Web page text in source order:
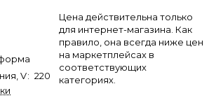
V: 220
Цена действительна только
для интернет-магазина. Как
правило, она всегда ниже цен
на маркетплейсах в
соответствующих
категориях.